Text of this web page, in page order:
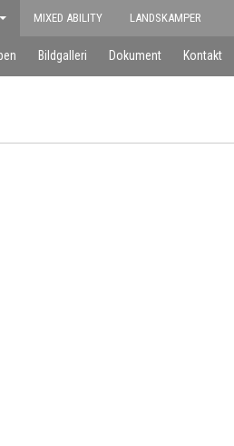
MIXED ABILITY LANDSKAMPER
Bildgalleri Dokument Kontakt